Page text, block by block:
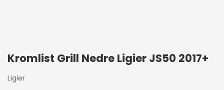
Kromlist Grill Nedre Ligier JS50 2017+
Ligier